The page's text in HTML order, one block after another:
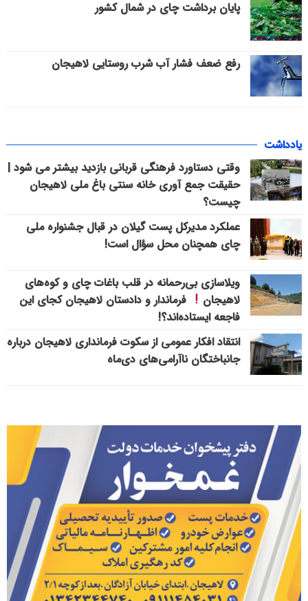
پایان برداشت چای در شمال کشور
رفع ضعف فشار آب شرب روستایی لاهیجان
یادداشت
وقتی دستاورد فرهنگی قربانی بازدید بیشتر می شود |
حقیقت جمع آوری خانه سنتی باغ ملی لاهیجان
چیست؟
عملکرد مدیرکل پست گیلان در قبال جشنواره ملی
چای همچنان محل سؤال است!
ویلاسازی بی‌رحمانه در قلب باغات چای و کوه‌های
لاهیجان
فرماندار و دادستان لاهیجان کجای این
فاجعه ایستاده‌اند؟!
انتقاد افکار عمومی از سکوت فرمانداری لاهیجان درباره
جانباختگان ناآرامی‌های دی‌ماه